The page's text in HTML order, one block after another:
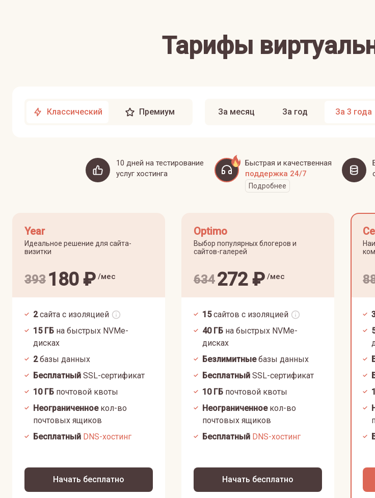
Тарифы
Классический Премиум За месяц За год За 3 года
10 дней на тестирование
услуг хостинга
Быстрая и качественная
поддержка 24/7
Подробнее
Year
Идеальное решение для сайта-
визитки
393 180₽ /мес
2 сайта с изоляцией
15ГБ на быстрых NVMe-
дисках
2базы данных
Бесплатный SSL-сертификат
10ГБ почтовой квоты
Неограниченноекол-во
почтовых ящиков
Бесплатный DNS-хостинг
Начать бесплатно
Optimo
Выбор популярных блогеров и
сайтов-галерей
634272₽ /мес
15 сайтов с изоляцией
40ГБ на быстрых NVMe-
дисках
Безлимитныебазы данных
Бесплатный SSL-сертификат
10ГБ почтовой квоты
Неограниченноекол-во
почтовых ящиков
Бесплатный DNS-хостинг
Начать бесплатно